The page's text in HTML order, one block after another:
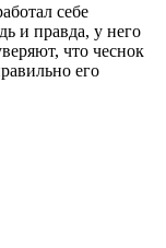
себе
и правда, у него
что чеснок
его